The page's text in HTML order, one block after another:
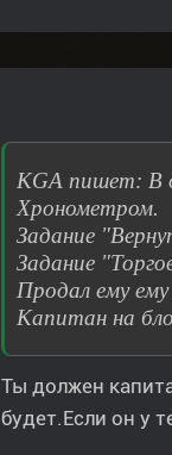
KGA пишет: В
Хронометром.
Задание
Задание
Продал ему ему
Капитан на
Ты должен
будет.Если он у